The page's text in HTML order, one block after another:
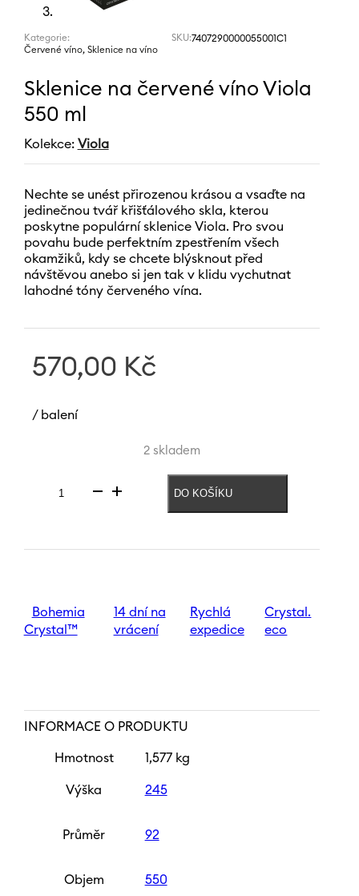
Kategorie:
Červené víno, Sklenice na víno
SKU:7407290000055001C1
Sklenice na červené víno Viola
550 ml
Kolekce: Viola
Nechte se unést přirozenou krásou a vsaďte na
jedinečnou tvář křišťálového skla, kterou
poskytne populární sklenice Viola. Pro svou
povahu bude perfektním zpestřením všech
okamžiků, kdy se chcete blýsknout před
návštěvou anebo si jen tak v klidu vychutnat
lahodné tóny červeného vína.
570,00 Kč
/ balení
2 skladem
Sklenice
víno
množství
DO KOŠÍKU
Bohemia
Crystal™
14 dní na
vrácení
Rychlá
expedice
Crystal.
eco
INFORMACE O PRODUKTU
Hmotnost 1,577 kg
Výška 245
Průměr 92
Objem 550